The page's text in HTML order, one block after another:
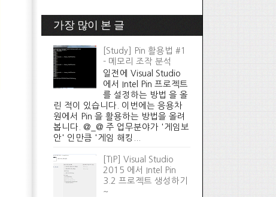
가장 많이 본 글
[Study] Pin 활용법 #1
- 메모리 조작 분석
일전에 Visual Studio
에서 Intel Pin 프로젝트
를 설정하는 방법 을 올
린 적이 있습니다. 이번에는 응용차
원에서 Pin 을 활용하는 방법을 올려
봅니다. @_@ 주 업무분야가 '게임보
안' 인만큼 '게임 해킹...
[TIP] Visual Studio
2015 에서 Intel Pin
3.2 프로젝트 생성하기
~